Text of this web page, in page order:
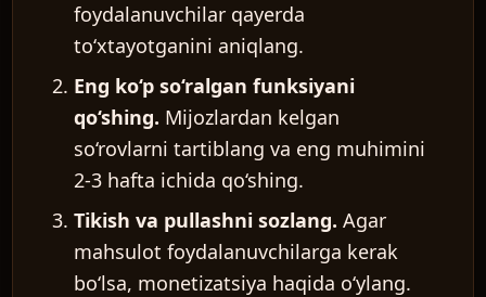
foydalanuvchilar qayerda
to‘xtayotganini aniqlang.
Eng ko‘p so‘ralgan funksiyani
qo‘shing. Mijozlardan kelgan
so‘rovlarni tartiblang va eng muhimini
2-3 hafta ichida qo‘shing.
Tikish va pullashni sozlang. Agar
mahsulot foydalanuvchilarga kerak
bo‘lsa, monetizatsiya haqida o‘ylang.